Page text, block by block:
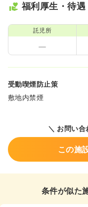
福利厚生・待遇
託児所
受動喫煙防止策
敷地内禁煙
＼ お問い合
この施
条件が似た